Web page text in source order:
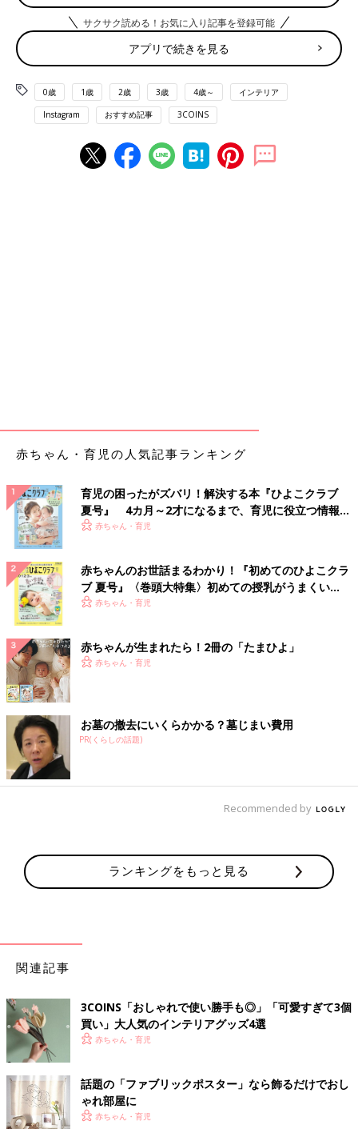
出典：Instagramアカウント「_.rgy___」
_.rgy___さんが購入したのはU字型の陶器フラワーベース。プチプ
が個性的でおしゃれですね。
etowaさんが購入したのはロゴ巾着。お部屋の中のこまごまとし
た収納にはこの巾着が活躍してくれそうです。小物を巾着にしま
えば、見せる収納をおしゃれに実現できますね。
さり気なくも存在感◎ファブリックポスター
出典：Instagramアカウント「ano.ai」
あいさんが購入したのはファブリックポスター。発売日を心待ち
にしていたそうですよ。紙製のポスターでなく布製というのがお
しゃれポイントですよね。
ドライフラワーがあるだけでおしゃれ空間に！
サクサク読める！お気に入り記事を登録可能
アプリで続きを見る
0歳 1歳 2歳 3歳 4歳～ インテリア
Instagram おすすめ記事 3COINS
赤ちゃん・育児の人気記事ランキング
育児の困ったがズバリ！解決する本『ひよこクラブ
夏号』 4カ月～2才になるまで、育児に役立つ情報が
いっぱい！
赤ちゃん・育児
赤ちゃんのお世話まるわかり！『初めてのひよこクラ
ブ 夏号』〈巻頭大特集〉初めての授乳がうまくい
く！ おっぱい・ミルクの基本と夏のトラブル 解決テ
赤ちゃん・育児
赤ちゃんが生まれたら！2冊の「たまひよ」
赤ちゃん・育児
お墓の撤去にいくらかかる？墓じまい費用
PR(くらしの話題)
Recommended by
ランキングをもっと見る
関連記事
3COINS「おしゃれで使い勝手も◎」「可愛すぎて3個
買い」大人気のインテリアグッズ4選
赤ちゃん・育児
話題の「ファブリックポスター」なら飾るだけでおし
ゃれ部屋に
赤ちゃん・育児